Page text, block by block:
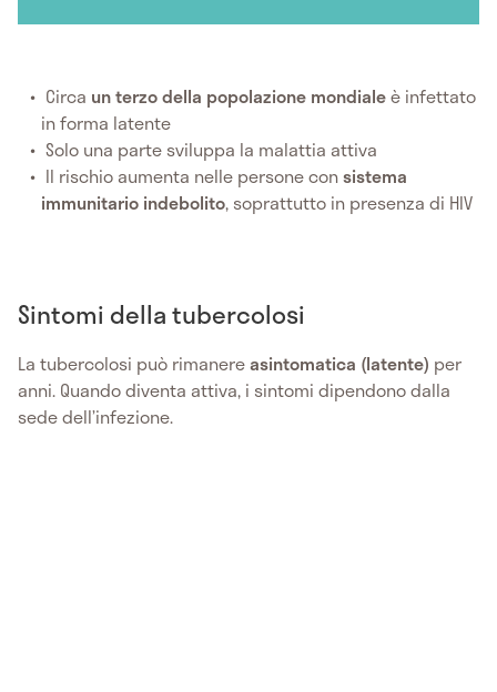
Circa un terzo della popolazione mondialeè infettato
in forma latente
Solo una parte sviluppa la malattia attiva
Il rischio aumenta nelle persone consistema
immunitario indebolito, soprattutto in presenza di HIV
Sintomi della tubercolosi
La tubercolosi può rimanereasintomatica (latente) per
anni. Quando diventa attiva, i sintomi dipendono dalla
sede dell’infezione.